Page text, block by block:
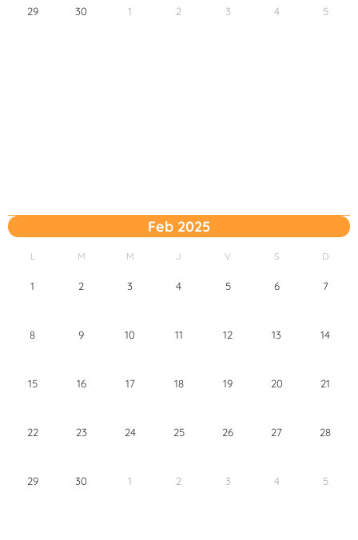
29 30 1 2 3 4 5
Feb 2025
L M M J V S D
1 2 3 4 5 6 7
8 9 10 11 12 13 14
15 16 17 18 19 20 21
22 23 24 25 26 27 28
29 30 1 2 3 4 5